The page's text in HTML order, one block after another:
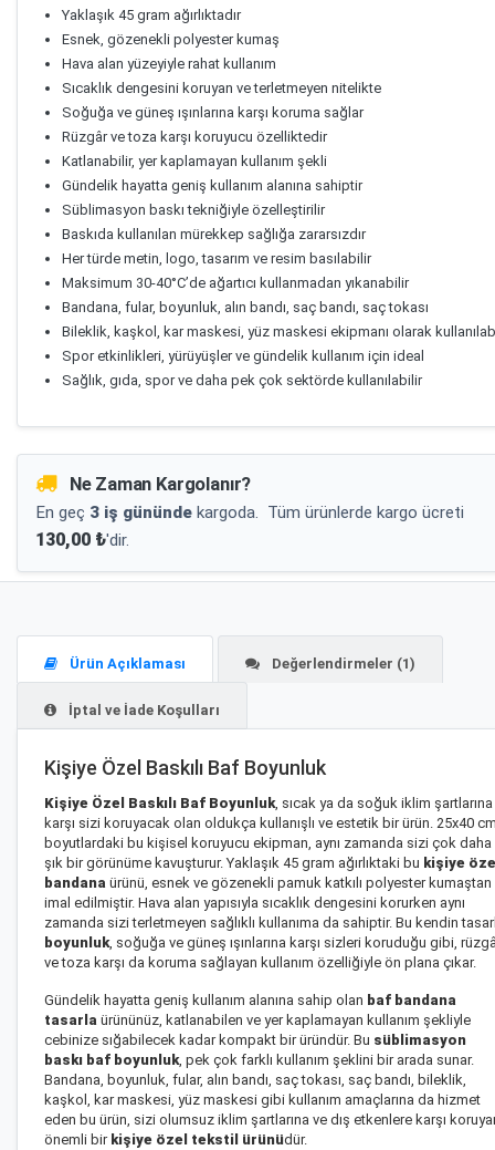
Yaklaşık 45 gram ağırlıktadır
Esnek, gözenekli polyester kumaş
Hava alan yüzeyiyle rahat kullanım
Sıcaklık dengesini koruyan ve terletmeyen nitelikte
Soğuğa ve güneş ışınlarına karşı koruma sağlar
Rüzgâr ve toza karşı koruyucu özelliktedir
Katlanabilir, yer kaplamayan kullanım şekli
Gündelik hayatta geniş kullanım alanına sahiptir
Süblimasyon baskı tekniğiyle özelleştirilir
Baskıda kullanılan mürekkep sağlığa zararsızdır
Her türde metin, logo, tasarım ve resim basılabilir
Maksimum 30-40°C’de ağartıcı kullanmadan yıkanabilir
Bandana, fular, boyunluk, alın bandı, saç bandı, saç tokası
Bileklik, kaşkol, kar maskesi, yüz maskesi ekipmanı olarak
Spor etkinlikleri, yürüyüşler ve gündelik kullanım için ideal
Sağlık, gıda, spor ve daha pek çok sektörde kullanılabilir
Ne Zaman Kargolanır?
En geç 3 iş gününde kargoda. Tüm ürünlerde kargo ücreti
130,00 ₺'dir.
Ürün Açıklaması Değerlendirmeler (1)
İptal ve İade Koşulları
Kişiye Özel Baskılı Baf Boyunluk
Kişiye Özel Baskılı Baf Boyunluk, sıcak ya da soğuk iklim şartlarına
karşı sizi koruyacak olan oldukça kullanışlı ve estetik bir ürün. 25x40
boyutlardaki bu kişisel koruyucu ekipman, aynı zamanda sizi çok daha
şık bir görünüme kavuşturur. Yaklaşık 45 gram ağırlıktaki bu kişiye
bandana ürünü, esnek ve gözenekli pamuk katkılı polyester kumaştan
imal edilmiştir. Hava alan yapısıyla sıcaklık dengesini korurken aynı
zamanda sizi terletmeyen sağlıklı kullanıma da sahiptir. Bu kendin
boyunluk, soğuğa ve güneş ışınlarına karşı sizleri koruduğu gibi,
ve toza karşı da koruma sağlayan kullanım özelliğiyle ön plana çıkar.
Gündelik hayatta geniş kullanım alanına sahip olan baf bandana
tasarla ürününüz, katlanabilen ve yer kaplamayan kullanım şekliyle
cebinize sığabilecek kadar kompakt bir üründür. Bu süblimasyon
baskı baf boyunluk, pek çok farklı kullanım şeklini bir arada sunar.
Bandana, boyunluk, fular, alın bandı, saç tokası, saç bandı, bileklik,
kaşkol, kar maskesi, yüz maskesi gibi kullanım amaçlarına da hizmet
eden bu ürün, sizi olumsuz iklim şartlarına ve dış etkenlere karşı
önemli bir kişiye özel tekstil ürünüdür.